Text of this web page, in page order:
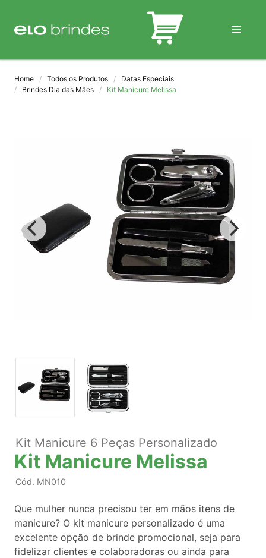
BLOG
Home Todos os Produtos
Datas Especiais
Brindes Dia das Mães
Kit Manicure Melissa
Kit Manicure 6 Peças Personalizado
Kit Manicure Melissa
Cód. MN010
Que mulher nunca precisou ter em mãos itens de
manicure? O kit manicure personalizado é uma
excelente opção de brinde promocional, seja para
fidelizar clientes e colaboradoras ou ainda para